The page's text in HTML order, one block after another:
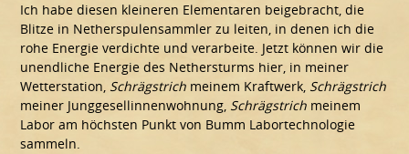
Ich habe diesen kleineren Elementaren beigebracht, die
Blitze in Netherspulensammler zu leiten, in denen ich die
rohe Energie verdichte und verarbeite. Jetzt können wir die
unendliche Energie des Nethersturms hier, in meiner
Wetterstation,Schrägstrich meinem Kraftwerk, Schrägstrich
meiner Junggesellinnenwohnung, Schrägstrich meinem
Labor am höchsten Punkt von Bumm Labortechnologie
sammeln.